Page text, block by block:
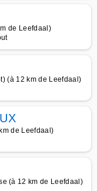
de Leefdaal)
(à 12 km de Leefdaal)
de Leefdaal)
(à 12 km de Leefdaal)